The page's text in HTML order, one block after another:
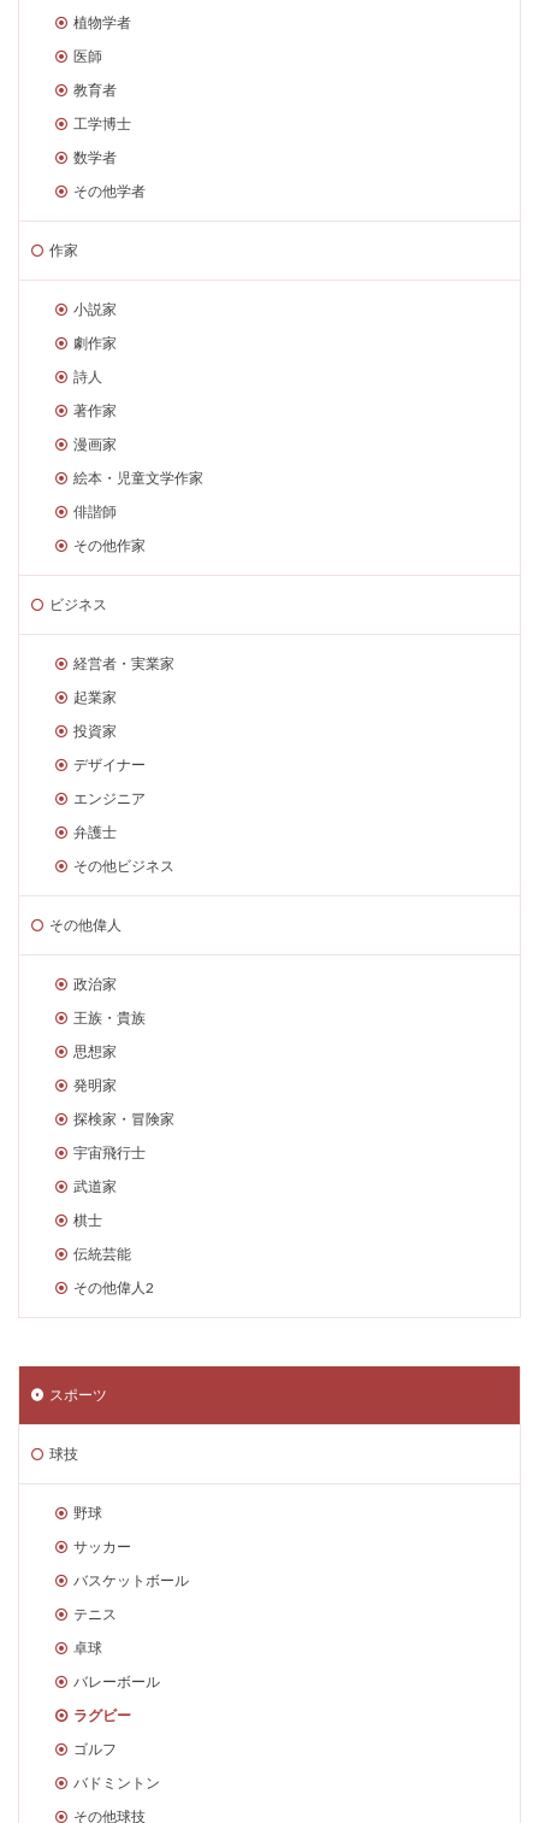
植物学者
医師
教育者
工学博士
数学者
その他学者
作家
小説家
劇作家
詩人
著作家
漫画家
絵本・児童文学作家
俳諧師
その他作家
ビジネス
経営者・実業家
起業家
投資家
デザイナー
エンジニア
弁護士
その他ビジネス
その他偉人
政治家
王族・貴族
思想家
発明家
探検家・冒険家
宇宙飛行士
武道家
棋士
伝統芸能
その他偉人2
スポーツ
球技
野球
サッカー
バスケットボール
テニス
卓球
バレーボール
ラグビー
ゴルフ
バドミントン
その他球技